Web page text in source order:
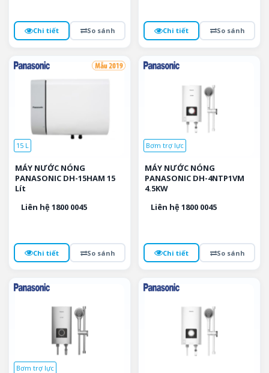
Chi tiết So sánh Chi tiết So sánh
15 L
MÁY NƯỚC NÓNG
PANASONIC DH-15HAM 15
Lít
Liên hệ 1800 0045
Chi tiết So sánh
Bơm trợ lực
MÁY NƯỚC NÓNG
PANASONIC DH-4NTP1VM
4.5KW
Liên hệ 1800 0045
Chi tiết So sánh
Bơm trợ lực